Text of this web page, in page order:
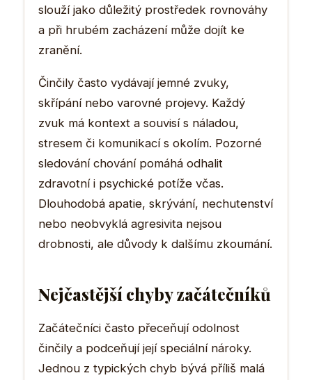
slouží jako důležitý prostředek rovnováhy
a při hrubém zacházení může dojít ke
zranění.
Činčily často vydávají jemné zvuky,
skřípání nebo varovné projevy. Každý
zvuk má kontext a souvisí s náladou,
stresem či komunikací s okolím. Pozorné
sledování chování pomáhá odhalit
zdravotní i psychické potíže včas.
Dlouhodobá apatie, skrývání, nechutenství
nebo neobvyklá agresivita nejsou
drobnosti, ale důvody k dalšímu zkoumání.
Nejčastější chyby začátečníků
Začátečníci často přeceňují odolnost
činčily a podceňují její speciální nároky.
Jednou z typických chyb bývá příliš malá